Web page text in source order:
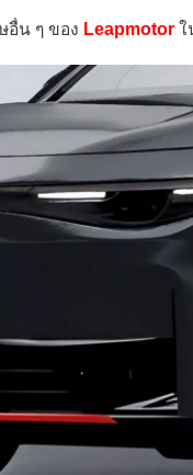
อื่น ๆ ของ Leapmotor ใ